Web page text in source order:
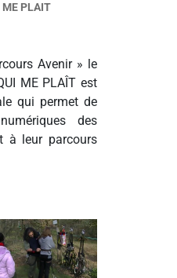
ME PLAIT
Avenir » le
ME PLAÎT est
qui permet de
des
à leur parcours